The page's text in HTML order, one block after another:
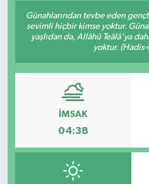
Günahlarından tevbe eden
sevimli hiçbir kimse yoktur.
yaşlıdan da, Allâhü Teâlâ'ya
yoktur.
İMSAK
04:38
Siyaset
Vefat Edenler
Video Galeri